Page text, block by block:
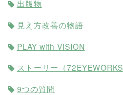
出版物
見え方改善の物語
PLAY with VISION
ストーリー（
9つの質問